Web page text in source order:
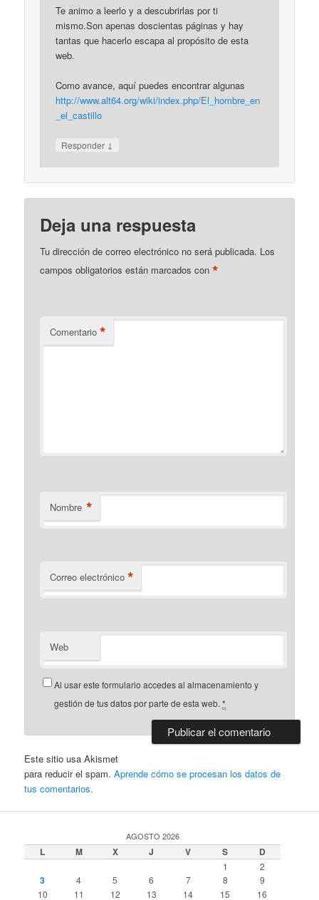
Te animo a leerlo y a descubrirlas por ti
mismo.Son apenas doscientas páginas y hay
tantas que hacerlo escapa al propósito de esta
web.
Como avance, aquí puedes encontrar algunas
http://www.alt64.org/wiki/index.php/El_hombre_en
_el_castillo
Responder ↓
Deja una respuesta
Tu dirección de correo electrónico no será publicada. Los
campos obligatorios están marcados con*
Comentario *
Nombre *
Correo electrónico *
Web
Al usar este formulario accedes al almacenamiento y
gestión de tus datos por parte de esta web.*
Este sitio usa Akismet
para reducir el spam.Aprende cómo se procesan los datos de
tus comentarios.
AGOSTO 2026
L M X J V S D
1 2
3 4 5 6 7 8
9
10
11 12 13 14 15 16